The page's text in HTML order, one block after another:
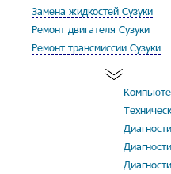
Замена жидкостей Сузуки
Ремонт двигателя Сузуки
Ремонт трансмиссии Сузуки